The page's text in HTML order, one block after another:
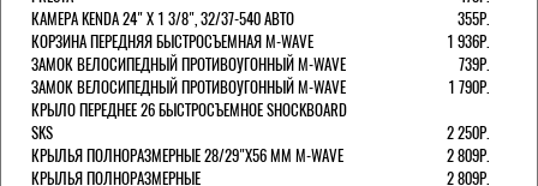
КАМЕРА KENDA 24" Х 1 3/8", 32/37-540 АВТО
355Р.
КОРЗИНА ПЕРЕДНЯЯ БЫСТРОСЪЕМНАЯ M-WAVE
1 936Р.
ЗАМОК ВЕЛОСИПЕДНЫЙ ПРОТИВОУГОННЫЙ M-WAVE
739Р.
ЗАМОК ВЕЛОСИПЕДНЫЙ ПРОТИВОУГОННЫЙ M-WAVE
1 790Р.
КРЫЛО ПЕРЕДНЕЕ 26 БЫСТРОСЪЕМНОЕ SHOCKBOARD
SKS
2 250Р.
КРЫЛЬЯ ПОЛНОРАЗМЕРНЫЕ 28/29"Х56 ММ M-WAVE
2 809Р.
КРЫЛЬЯ ПОЛНОРАЗМЕРНЫЕ
2 809Р.